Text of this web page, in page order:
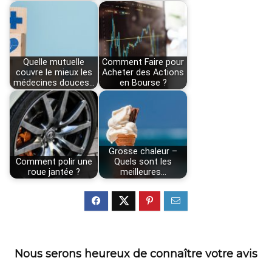
Quelle mutuelle
couvre le mieux les
médecines douces…
Comment Faire pour
Acheter des Actions
en Bourse ?
Comment polir une
roue jantée ?
Grosse chaleur –
Quels sont les
meilleures…
Nous serons heureux de connaître votre avis